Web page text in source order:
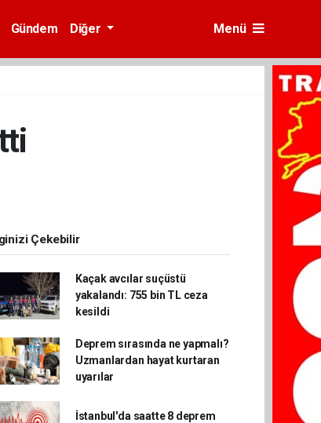
Gündem Diğer Menü
Çekebilir
Kaçak avcılar suçüstü
yakalandı: 755 bin TL ceza
kesildi
Deprem sırasında ne yapmalı?
Uzmanlardan hayat kurtaran
uyarılar
İstanbul'da saatte 8 deprem